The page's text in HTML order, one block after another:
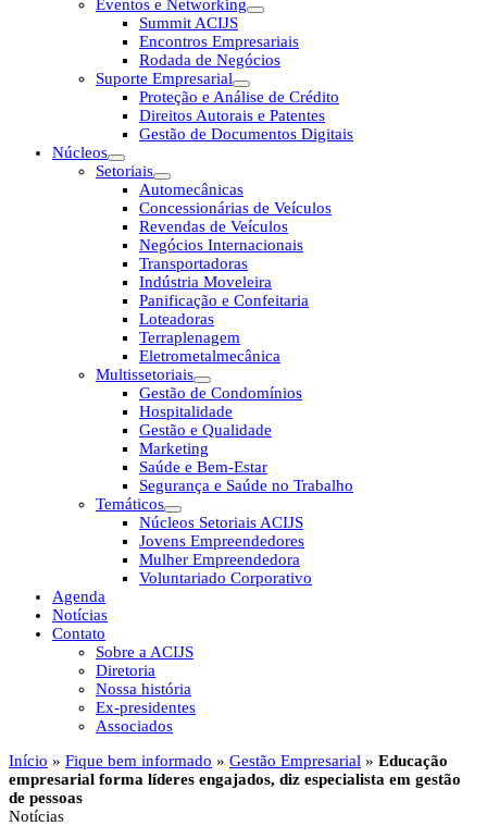
Eventos e Networking
Summit ACIJS
Encontros Empresariais
Rodada de Negócios
Suporte Empresarial
Proteção e Análise de Crédito
Direitos Autorais e Patentes
Gestão de Documentos Digitais
Núcleos
Setoriais
Automecânicas
Concessionárias de Veículos
Revendas de Veículos
Negócios Internacionais
Transportadoras
Indústria Moveleira
Panificação e Confeitaria
Loteadoras
Terraplenagem
Eletrometalmecânica
Multissetoriais
Gestão de Condomínios
Hospitalidade
Gestão e Qualidade
Marketing
Saúde e Bem-Estar
Segurança e Saúde no Trabalho
Temáticos
Núcleos Setoriais ACIJS
Jovens Empreendedores
Mulher Empreendedora
Voluntariado Corporativo
Agenda
Notícias
Contato
Sobre a ACIJS
Diretoria
Nossa história
Ex-presidentes
Associados
Início » Fique bem informado » Gestão Empresarial » Educação
empresarial forma líderes engajados, diz especialista em gestão
de pessoas
Notícias